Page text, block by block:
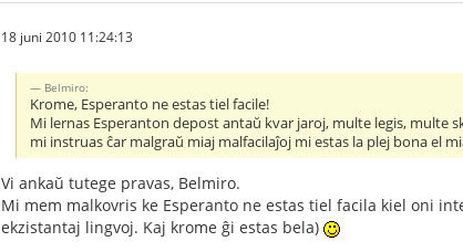
18 juni 2010 11:24:13
Belmiro:
Krome, Esperanto ne estas tiel facile!
Mi lernas Esperanton depost antaŭ kvar jaroj, multe legis, multe
mi instruas ĉar malgraŭ miaj malfacilaĵoj mi estas la plej bona el
Vi ankaŭ tutege pravas, Belmiro.
Mi mem malkovris ke Esperanto ne estas tiel facila kiel oni
ekzistantaj lingvoj. Kaj krome ĝi estas bela)